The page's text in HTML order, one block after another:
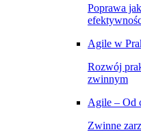
Poprawa
Agile w
Rozwój
zwinnym
Agile – Od
Zwinne